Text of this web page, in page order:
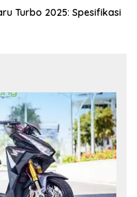
Turbo 2025: Spesifikasi